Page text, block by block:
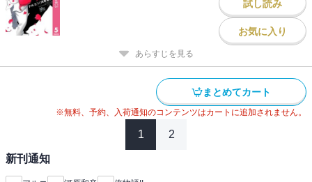
試し読み
お気に入り
あらすじを見る
まとめてカート
※無料、予約、入荷通知のコンテンツはカートに追加されません。
1 2
新刊通知